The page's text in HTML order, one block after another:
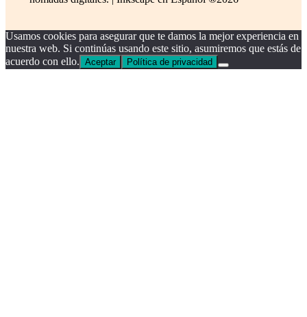
Usamos cookies para asegurar que te damos la mejor experiencia en
nuestra web. Si continúas usando este sitio, asumiremos que estás de
acuerdo con ello. Aceptar Política de privacidad